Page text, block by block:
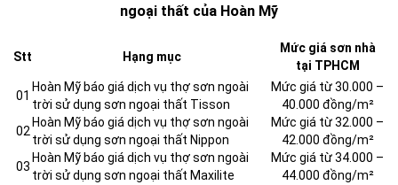
ngoại thất của Hoàn Mỹ
Stt Hạng mục
Mức giá sơn nhà
tại TPHCM
01
Hoàn Mỹ báo giá dịch vụ thợ sơn ngoài
trời sử dụng sơn ngoại thất Tisson
Mức giá từ 30.000 –
40.000 đồng/m²
02
Hoàn Mỹ báo giá dịch vụ thợ sơn ngoài
trời sử dụng sơn ngoại thất Nippon
Mức giá từ 32.000 –
42.000 đồng/m²
03
Hoàn Mỹ báo giá dịch vụ thợ sơn ngoài
trời sử dụng sơn ngoại thất Maxilite
Mức giá từ 34.000 –
44.000 đồng/m²